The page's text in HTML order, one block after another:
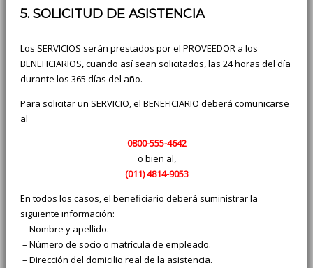
5. SOLICITUD DE ASISTENCIA
Los SERVICIOS serán prestados por el PROVEEDOR a los
BENEFICIARIOS, cuando así sean solicitados, las 24 horas del día
durante los 365 días del año.
Para solicitar un SERVICIO, el BENEFICIARIO deberá comunicarse
al
0800-555-4642
o bien al,
(011)4814-9053
En todos los casos, el beneficiario deberá suministrar la
siguiente información:
­ – Nombre y apellido.
­ – Número de socio o matrícula de empleado.
­ – Dirección del domicilio real de la asistencia.